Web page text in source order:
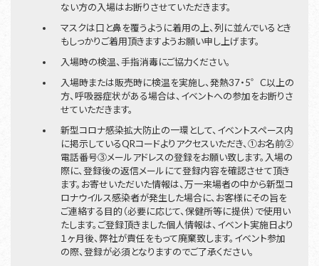
ない方の入場はお断りさせていただきます。
マスクは口と鼻を覆うように着用の上、列に並んでいるとき
もしっかりご着用頂きますようお願い申し上げます。
入場時の検温、手指消毒にご協力ください。
入場時または販売時に検温を実施し、発熱37・5゜C以上の
方、呼吸器症状がある場合は、イベントへの参加をお断りさ
せていただきます。
新型コロナ感染拡大防止の一環として、イベントスペース内
に掲示しているQRコードよりアクセスいただき、①お名前②
電話番号③メールアドレスの登録をお願い致します。入場の
際に、登録後の返信メールにて登録内容を確認させて頂き
ます。お寄せいただいた情報は、万一来場者の中から新型コ
ロナウイルス感染者が発生した場合に、お客様にその旨を
ご連絡する目的（必要に応じて、保健所等に提供）で使用い
たします。ご登録頂きました個人情報は、イベント実施日より
１ヶ月後、弊社が責任をもって廃棄致します。イベント参加
の際、登録が必須となりますのでご了承ください。